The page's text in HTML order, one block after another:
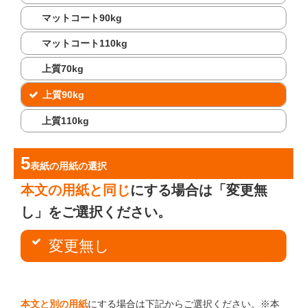
マットコート90kg
マットコート110kg
上質70kg
上質90kg
上質110kg
表紙の用紙の選択
本文の用紙と同じにする場合は「変更無
し」をご選択ください。
変更無し
本文と別の用紙にする場合は下記からご選択ください。※本